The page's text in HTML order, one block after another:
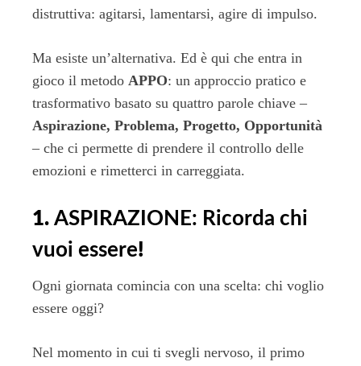
distruttiva: agitarsi, lamentarsi, agire di impulso.
Ma esiste un’alternativa. Ed è qui che entra in
gioco il metodo APPO: un approccio pratico e
trasformativo basato su quattro parole chiave –
Aspirazione, Problema, Progetto, Opportunità
– che ci permette di prendere il controllo delle
emozioni e rimetterci in carreggiata.
1. ASPIRAZIONE: Ricorda chi
vuoi essere!
Ogni giornata comincia con una scelta: chi voglio
essere oggi?
Nel momento in cui ti svegli nervoso, il primo